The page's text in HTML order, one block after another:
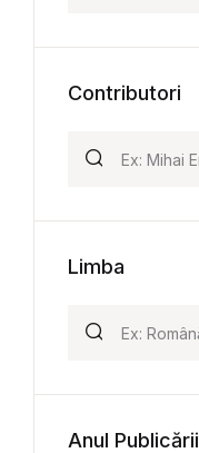
Contributori
Limba
Anul Publicării